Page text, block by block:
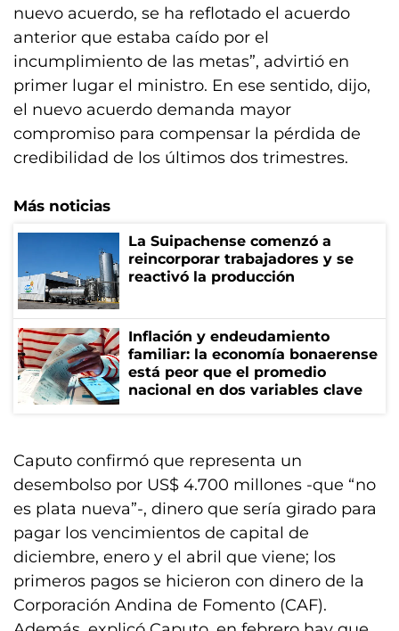
nuevo acuerdo, se ha reflotado el acuerdo
anterior que estaba caído por el
incumplimiento de las metas”, advirtió en
primer lugar el ministro. En ese sentido, dijo,
el nuevo acuerdo demanda mayor
compromiso para compensar la pérdida de
credibilidad de los últimos dos trimestres.
Más noticias
La Suipachense comenzó a
reincorporar trabajadores y se
reactivó la producción
Inflación y endeudamiento
familiar: la economía bonaerense
está peor que el promedio
nacional en dos variables clave
Caputo confirmó que representa un
desembolso por US$ 4.700 millones -que “no
es plata nueva”-, dinero que sería girado para
pagar los vencimientos de capital de
diciembre, enero y el abril que viene; los
primeros pagos se hicieron con dinero de la
Corporación Andina de Fomento (CAF).